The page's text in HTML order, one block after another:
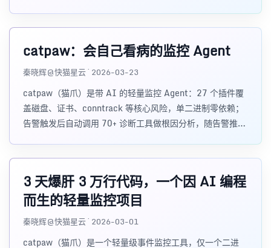
catpaw：会自己看病的监控 Agent
秦晓辉@快猫星云 · 2026-03-23
catpaw（猫爪）是带 AI 的轻量监控 Agent：27 个插件覆
盖磁盘、证书、conntrack 等核心风险，单二进制零依赖；
告警触发后自动调用 70+ 诊断工具做根因分析，随告警推送
3 天爆肝 3 万行代码，一个因 AI 编程
而生的轻量监控项目
秦晓辉@快猫星云 · 2026-03-01
catpaw（猫爪）是一个轻量级事件监控工具，仅一个二进